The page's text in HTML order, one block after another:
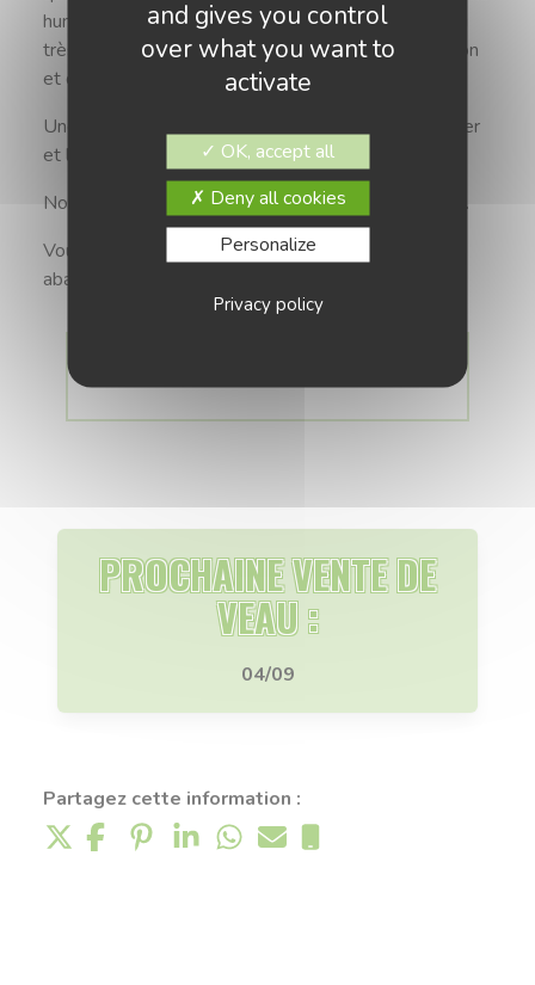
humaine comme la nôtre permet d’effectuer un suivi
très précis des animaux, de veiller à leur alimentation
et de s’assurer de l’harmonie de leur croissance.
Une viande rosée nécessite un savoir-faire particulier
et le respect de certaines règles très précises.
Nous proposons à la vente des colis de 5 ou 10 kg.
Vous avez également la possibilité d’acheter des
abats sur réservation.
PROCHAINE VENTE DE
VEAU :
04/09
Partagez cette information :
and gives you control
over what you want to
activate
OK, accept all
Deny all cookies
Personalize
Privacy policy